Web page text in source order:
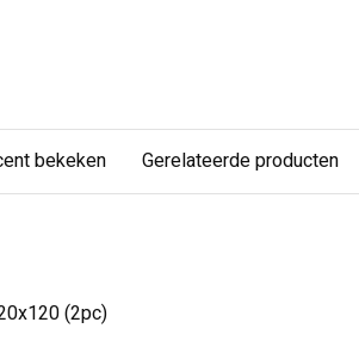
bekeken Gerelateerde producten
(2pc)